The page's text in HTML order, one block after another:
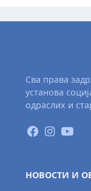
Сва права
установа
одраслих и
НОВОСТИ И